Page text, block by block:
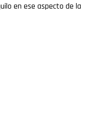
en ese aspecto de la